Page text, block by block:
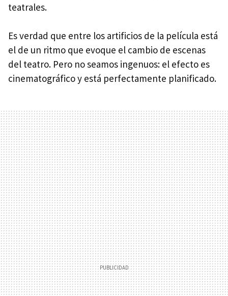
teatrales.
Es verdad que entre los artificios de la película está
el de un ritmo que evoque el cambio de escenas
del teatro. Pero no seamos ingenuos: el efecto es
cinematográfico y está perfectamente planificado.